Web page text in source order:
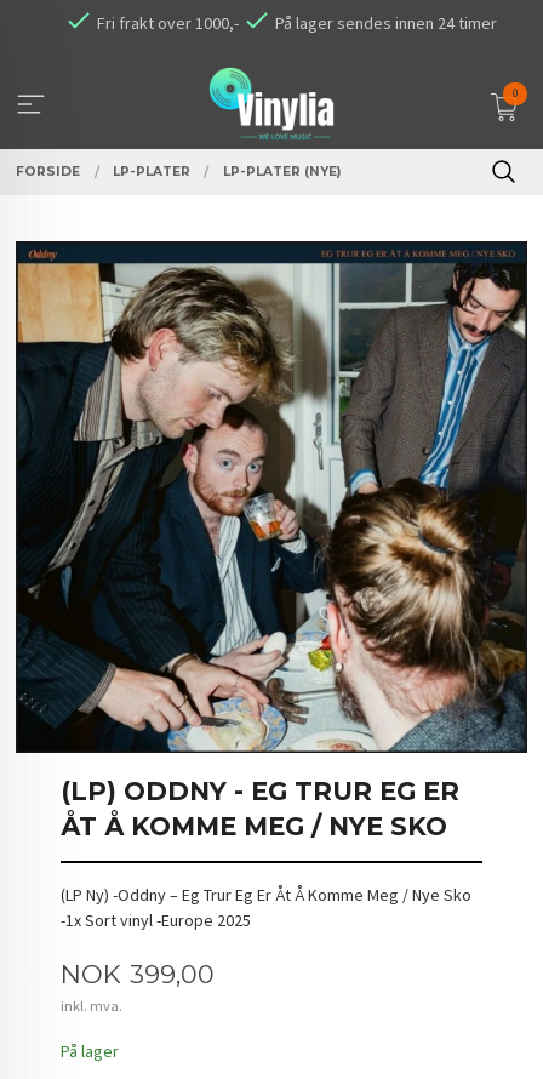
Fri frakt over 1000,- På lager sendes innen 24 timer
0
FORSIDE LP-PLATER LP-PLATER (NYE)
(LP) ODDNY - EG TRUR EG ER
ÅT Å KOMME MEG / NYE SKO
(LP Ny) -Oddny – Eg Trur Eg Er Åt Å Komme Meg / Nye Sko
-1x Sort vinyl -Europe 2025
Pris
NOK 399,00
inkl. mva.
På lager